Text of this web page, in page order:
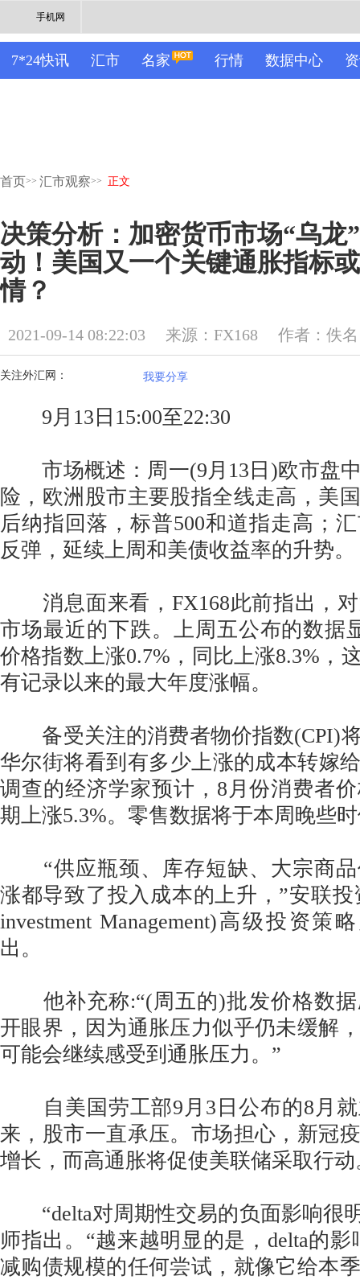
手机网
7*24快讯 汇市 名家 行情 数据中心
首页>> 汇市观察>> 正文
决策分析：加密货币市场“乌龙
动！美国又一个关键通胀指标
情？
2021-09-14 08:22:03 来源：FX168 作者：佚名
关注外汇网： 我要分享
9月13日15:00至22:30
市场概述：周一(9月13日)欧市盘
险，欧洲股市主要股指全线走高，美
后纳指回落，标普500和道指走高；
反弹，延续上周和美债收益率的升势。
消息面来看，FX168此前指出，对
市场最近的下跌。上周五公布的数据
价格指数上涨0.7%，同比上涨8.3%，
有记录以来的最大年度涨幅。
备受关注的消费者物价指数(CPI)
华尔街将看到有多少上涨的成本转嫁
调查的经济学家预计，8月份消费者
期上涨5.3%。零售数据将于本周晚些
“供应瓶颈、库存短缺、大宗商品
涨都导致了投入成本的上升，”安联
investment Management)高级投资策
出。
他补充称:“(周五的)批发价格数据
开眼界，因为通胀压力似乎仍未缓解
可能会继续感受到通胀压力。”
自美国劳工部9月3日公布的8月就
来，股市一直承压。市场担心，新冠
增长，而高通胀将促使美联储采取行动
“delta对周期性交易的负面影响很明
师指出。“越来越明显的是，delta的
减购债规模的任何尝试，就像它给本